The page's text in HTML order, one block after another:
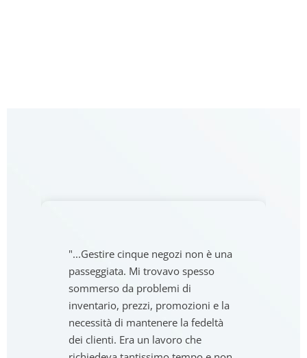
"...Gestire cinque negozi non è una
passeggiata. Mi trovavo spesso
sommerso da problemi di
inventario, prezzi, promozioni e la
necessità di mantenere la fedeltà
dei clienti. Era un lavoro che